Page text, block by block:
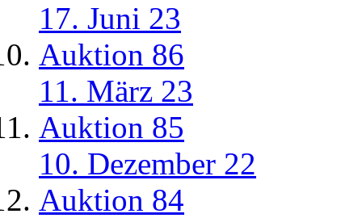
17. Juni 23
Auktion 86
11. März 23
Auktion 85
10. Dezember 22
Auktion 84